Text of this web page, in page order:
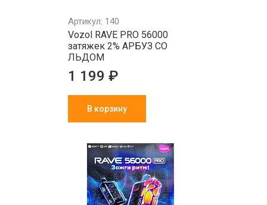
Артикул: 140
Vozol RAVE PRO 56000
затяжек 2% АРБУЗ СО
ЛЬДОМ
1 199 ₽
В корзину